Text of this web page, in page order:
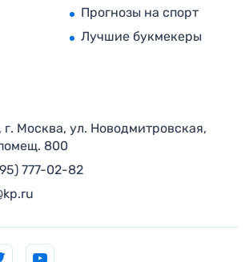
Прогнозы на спорт
Лучшие букмекеры
г. Москва, ул. Новодмитровская,
800
777-02-82